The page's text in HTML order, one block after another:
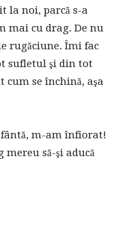
la noi, parcă s-a
mai cu drag. De nu
rugăciune. Îmi fac
sufletul şi din tot
se închină, aşa
m-am înfiorat!
mereu să-şi aducă